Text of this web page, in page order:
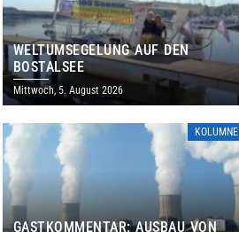
WELTUMSEGELUNG AUF DEN
BOSTALSEE
Mittwoch, 5. August 2026
KOLUMNE
GASTKOMMENTAR: AUSBAU VON